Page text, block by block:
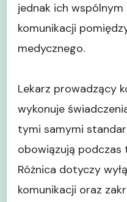
jednak ich
komunikacji
medycznego.
Lekarz prowadzący
wykonuje
tymi samymi
obowiązują
Różnica dotyczy
komunikacji oraz